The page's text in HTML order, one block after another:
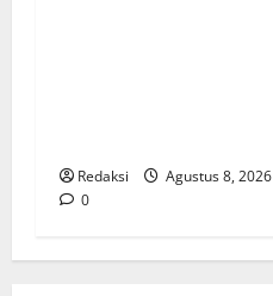
Redaksi
Agustus 8, 2026
0